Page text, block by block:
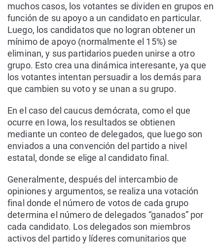
muchos casos, los votantes se dividen en grupos en
función de su apoyo a un candidato en particular.
Luego, los candidatos que no logran obtener un
mínimo de apoyo (normalmente el 15%) se
eliminan, y sus partidarios pueden unirse a otro
grupo. Esto crea una dinámica interesante, ya que
los votantes intentan persuadir a los demás para
que cambien su voto y se unan a su grupo.
En el caso del caucus demócrata, como el que
ocurre en Iowa, los resultados se obtienen
mediante un conteo de delegados, que luego son
enviados a una convención del partido a nivel
estatal, donde se elige al candidato final.
Generalmente, después del intercambio de
opiniones y argumentos, se realiza una votación
final donde el número de votos de cada grupo
determina el número de delegados “ganados” por
cada candidato. Los delegados son miembros
activos del partido y líderes comunitarios que